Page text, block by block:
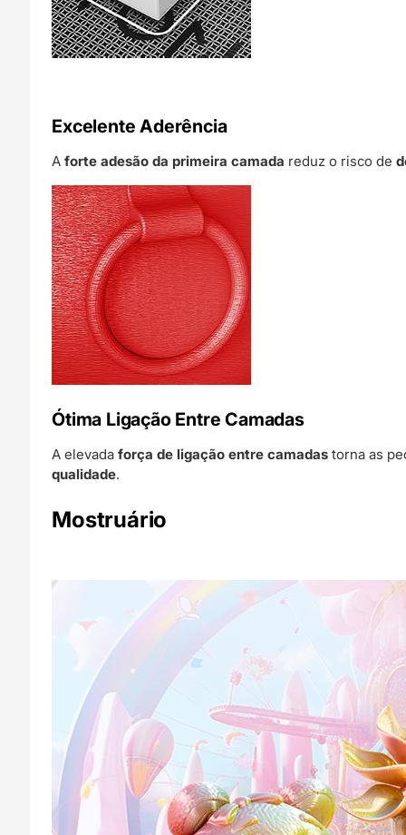
Excelente Aderência
Aforte adesão da primeira camada reduz o risco de
Ótima Ligação Entre Camadas
A elevadaforça de ligação entre camadas torna as
qualidade.
Mostruário